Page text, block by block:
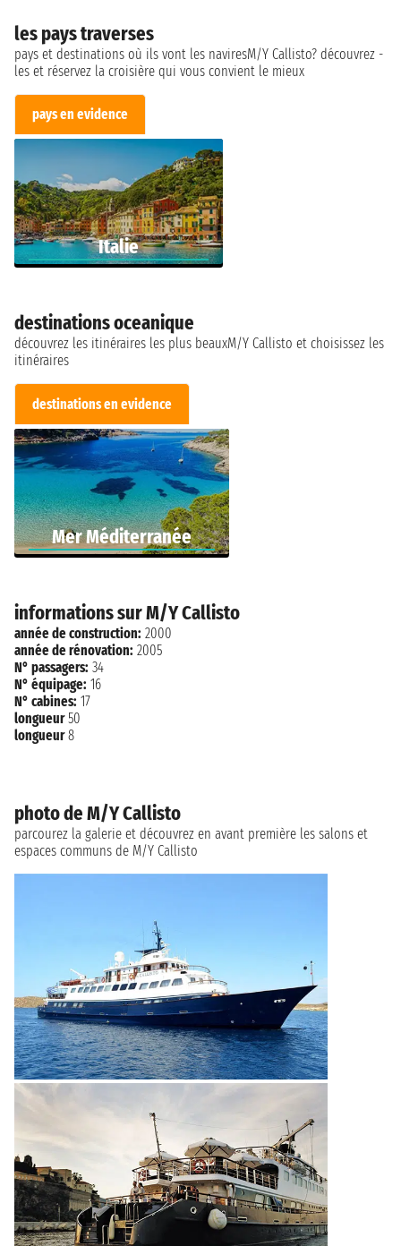
les pays traverses
pays et destinations où ils vont les naviresM/Y Callisto? découvrez -
les et réservez la croisière qui vous convient le mieux
pays en evidence
Italie
destinations oceanique
découvrez les itinéraires les plus beauxM/Y Callisto et choisissez les
itinéraires
destinations en evidence
Mer Méditerranée
informations sur M/Y Callisto
année de construction: 2000
année de rénovation: 2005
N° passagers: 34
N° équipage: 16
N° cabines: 17
longueur 50
longueur 8
photo de M/Y Callisto
parcourez la galerie et découvrez en avant première les salons et
espaces communs de M/Y Callisto